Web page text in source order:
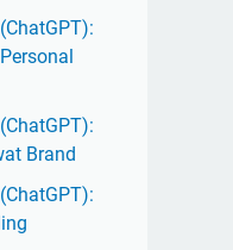
Brand